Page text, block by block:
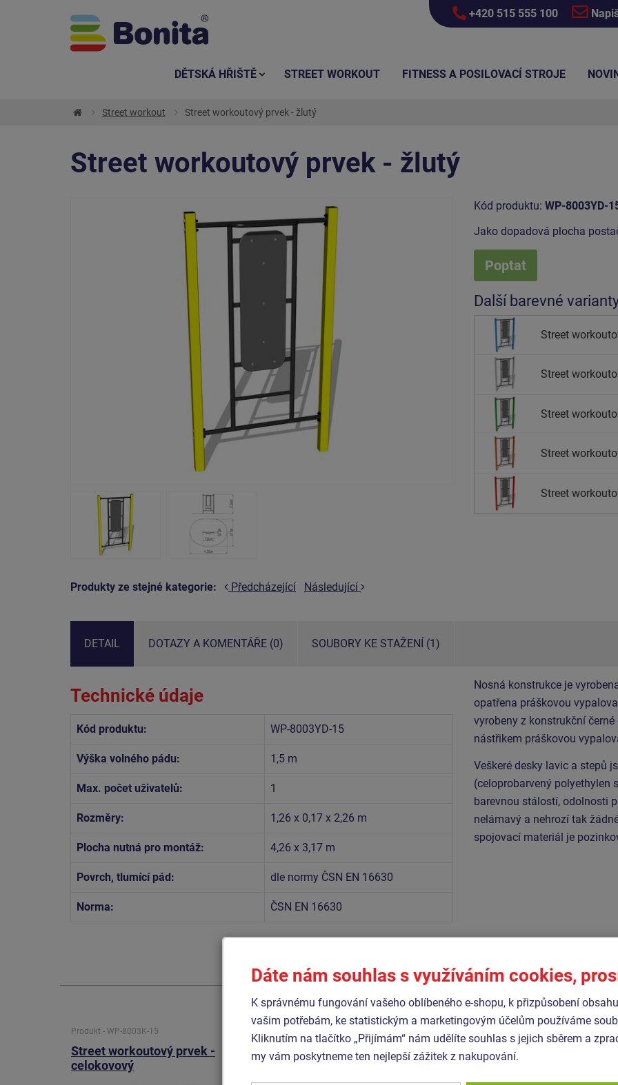
+420 515 555 100
Street workout Street workoutový prvek - žlutý
Street workoutový prvek - žlutý
Produkty ze stejné kategorie: Předcházející Následující
Kód produktu: WP-8003YD-
Jako dopadová plocha
Poptat
Další barevné
Street
Street
Street
Street
Street
DETAIL DOTAZY A KOMENTÁŘE (0) SOUBORY KE STAŽENÍ (1)
Technické údaje
Kód produktu: WP-8003YD-15
Výška volného pádu: 1,5 m
Max. počet uživatelů: 1
Rozměry: 1,26 x 0,17 x 2,26 m
Plocha nutná pro montáž: 4,26 x 3,17 m
Povrch, tlumící pád: dle normy ČSN EN 16630
Norma: ČSN EN 16630
Nosná konstrukce je
opatřena práškovou
vyrobeny z konstrukční
nástřikem práškovou
Veškeré desky lavic a stepů
(celoprobarvený polyethylen
barevnou stálostí, odolnosti
nelámavý a nehrozí tak
spojovací materiál je
Podobnézboží
Produkt - WP-8003K-15
Street workoutový prvek -
celokovový
Street workoutová sestava -
celokovová
Street workoutový prvek -
celokovový
DĚTSKÁ HŘIŠTĚ STREET WORKOUT FITNESS A POSILOVACÍ STROJE
Dáte nám souhlas s využíváním cookies,
K správnému fungování vašeho oblíbeného e-shopu, k přizpůsobení
vašim potřebám, ke statistickým a marketingovým účelům používáme
Kliknutím na tlačítko „Přijímám“ nám udělíte souhlas s jejich sběrem a
my vám poskytneme ten nejlepší zážitek z nakupování.